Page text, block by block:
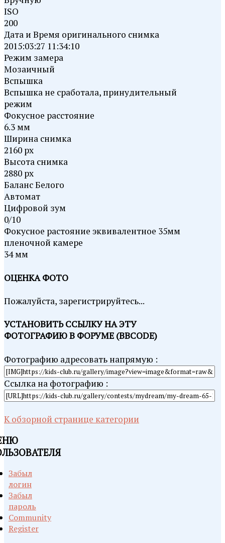
ISO
200
Дата и Время оригинального снимка
2015:03:27 11:34:10
Режим замера
Мозаичный
Вспышка
Вспышка не сработала, принудительный
режим
Фокусное расстояние
6.3 мм
Ширина снимка
2160 px
Высота снимка
2880 px
Баланс Белого
Автомат
Цифровой зум
0/10
Фокусное растояние эквивалентное 35мм
пленочной камере
34 мм
ОЦЕНКА ФОТО
Пожалуйста, зарегистрируйтесь...
УСТАНОВИТЬ ССЫЛКУ НА ЭТУ
ФОТОГРАФИЮ В ФОРУМЕ (BBCODE)
Фотографию адресовать напрямую :
Ссылка на фотографию :
К обзорной странице категории
Забыл
логин
Забыл
пароль
Community
Register